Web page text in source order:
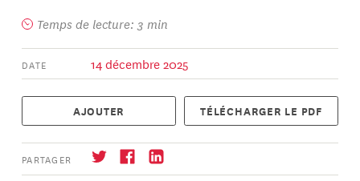
Temps de lecture: 3 min
DATE 14 décembre 2025
AJOUTER TÉLÉCHARGER LE PDF
PARTAGER